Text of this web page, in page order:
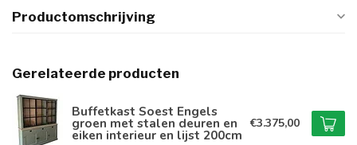
Productomschrijving
Gerelateerde producten
Buffetkast Soest Engels
groen met stalen deuren en
eiken interieur en lijst 200cm
€3.375,00